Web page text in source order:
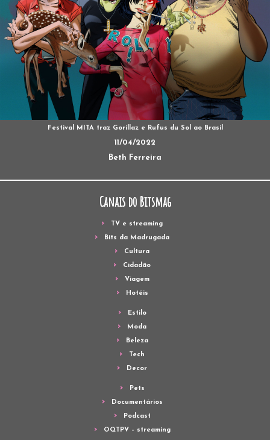
Festival MITA traz Gorillaz e Rufus du Sol ao Brasil
11/04/2022
Beth Ferreira
Canais do Bitsmag
TV e streaming
Bits da Madrugada
Cultura
Cidadão
Viagem
Hotéis
Estilo
Moda
Beleza
Tech
Decor
Pets
Documentários
Podcast
OQTPV – streaming